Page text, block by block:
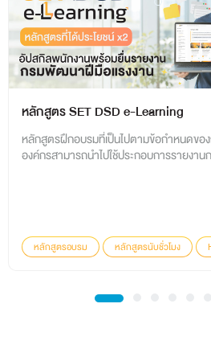
หลักสูตร SET DSD e-Learning
หลักสูตรฝึกอบรมที่เป็นไปตามข้อกำหนดข
องค์กรสามารถนำไปใช้ประกอบการรายงา
หลักสูตรอบรม หลักสูตรนับชั่วโมง